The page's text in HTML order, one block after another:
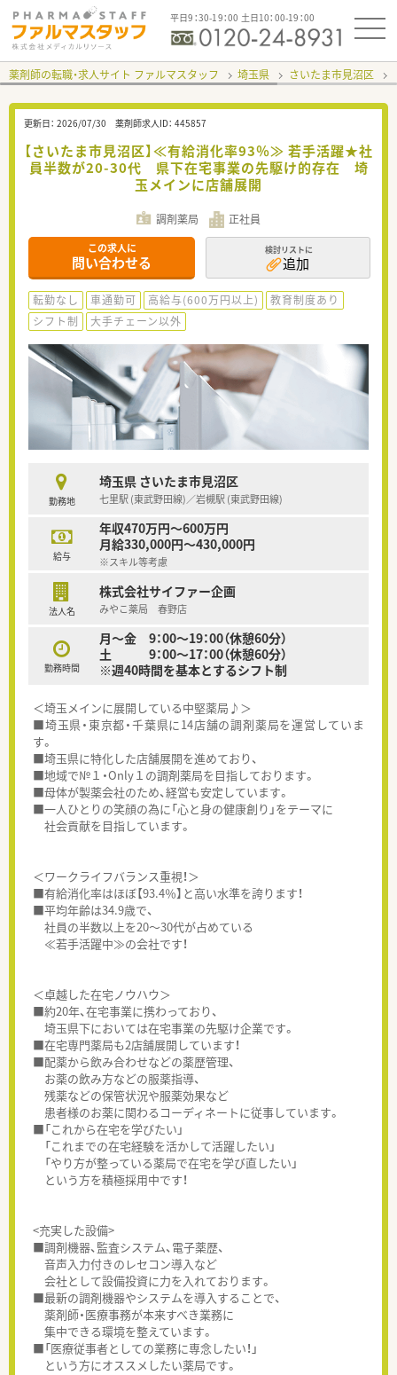
平日9：30-19：00 土日10：00-19：00
薬剤師の転職・求人サイト ファルマスタッフ 埼玉県 さいたま市見沼区
更新日： 2026/07/30 薬剤師求人ID： 445857
【さいたま市見沼区】≪有給消化率93％≫ 若手活躍★社
員半数が20-30代 県下在宅事業の先駆け的存在 埼
玉メインに店舗展開
調剤薬局 正社員
この求人に
問い合わせる
検討リストに
追加
転勤なし 車通勤可 高給与(600万円以上)
教育制度あり
シフト制
大手チェーン以外
勤務地
埼玉県 さいたま市見沼区
七里駅 (東武野田線)／岩槻駅 (東武野田線)
給与
年収470万円～600万円
月給330,000円～430,000円
※スキル等考慮
法人名
株式会社サイファー企画
みやこ薬局 春野店
勤務時間
月～金 9：00～19：00（休憩60分）
土 9：00～17：00（休憩60分）
※週40時間を基本とするシフト制
＜埼玉メインに展開している中堅薬局♪＞
■埼玉県・東京都・千葉県に14店舗の調剤薬局を運営していま
す。
■埼玉県に特化した店舗展開を進めており、
■地域で№１・Only１の調剤薬局を目指しております。
■母体が製薬会社のため、経営も安定しています。
■一人ひとりの笑顔の為に「心と身の健康創り」をテーマに
社会貢献を目指しています。
＜ワークライフバランス重視！＞
■有給消化率はほぼ【93.4％】と高い水準を誇ります！
■平均年齢は34.9歳で、
社員の半数以上を20～30代が占めている
≪若手活躍中≫の会社です！
＜卓越した在宅ノウハウ＞
■約20年、在宅事業に携わっており、
埼玉県下においては在宅事業の先駆け企業です。
■在宅専門薬局も2店舗展開しています！
■配薬から飲み合わせなどの薬歴管理、
お薬の飲み方などの服薬指導、
残薬などの保管状況や服薬効果など
患者様のお薬に関わるコーディネートに従事しています。
■「これから在宅を学びたい」
「これまでの在宅経験を活かして活躍したい」
「やり方が整っている薬局で在宅を学び直したい」
という方を積極採用中です！
<充実した設備>
■調剤機器、監査システム、電子薬歴、
音声入力付きのレセコン導入など
会社として設備投資に力を入れております。
■最新の調剤機器やシステムを導入することで、
薬剤師・医療事務が本来すべき業務に
集中できる環境を整えています。
■「医療従事者としての業務に専念したい！」
という方にオススメしたい薬局です。